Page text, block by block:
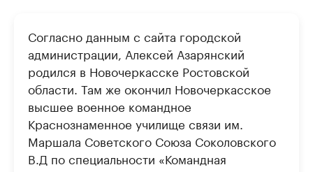
Согласно данным с сайта городской
администрации, Алексей Азарянский
родился в Новочеркасске Ростовской
области. Там же окончил Новочеркасское
высшее военное командное
Краснознаменное училище связи им.
Маршала Советского Союза Соколовского
В.Д по специальности «Командная